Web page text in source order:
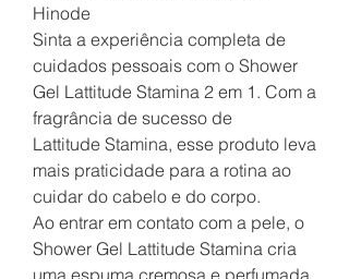
Hinode
Sinta a experiência completa de
cuidados pessoais com o Shower
Gel Lattitude Stamina 2 em 1. Com a
fragrância de sucesso de
Lattitude Stamina, esse produto leva
mais praticidade para a rotina ao
cuidar do cabelo e do corpo.
Ao entrar em contato com a pele, o
Shower Gel Lattitude Stamina cria